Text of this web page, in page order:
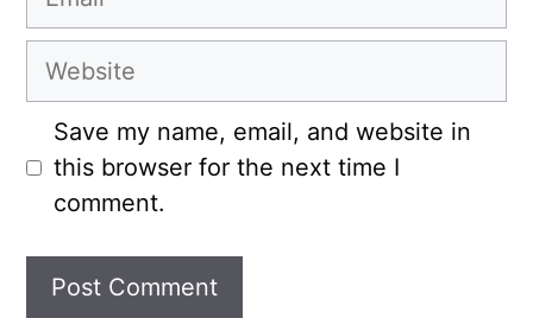
Website
Save my name, email, and website in
this browser for the next time I
comment.